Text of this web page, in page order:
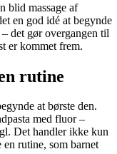
blid massage af
en god idé at begynde
det gør overgangen til
er kommet frem.
rutine
at børste den.
med fluor –
Det handler ikke kun
en rutine, som barnet